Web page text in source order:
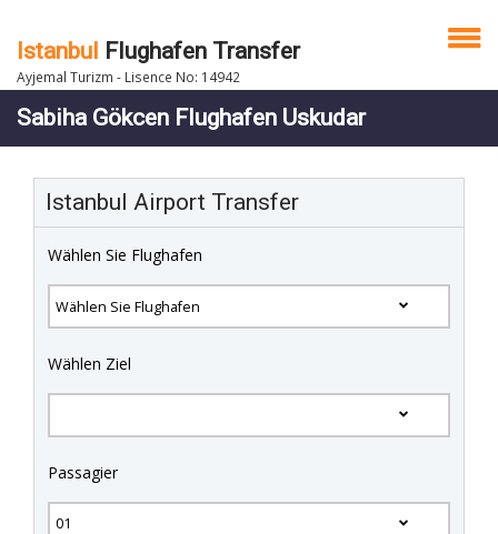
Istanbul Flughafen Transfer
Ayjemal Turizm - Lisence No: 14942
Sabiha Gökcen Flughafen Uskudar
Istanbul Airport Transfer
Wählen Sie Flughafen
Wählen Ziel
Passagier